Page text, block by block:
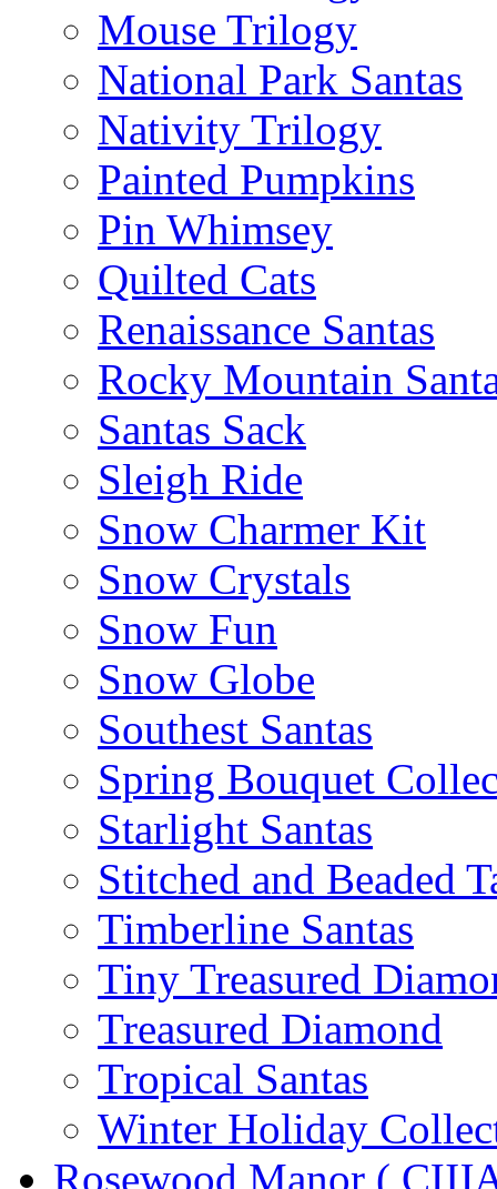
Mouse Trilogy
National Park Santas
Nativity Trilogy
Painted Pumpkins
Pin Whimsey
Quilted Cats
Renaissance Santas
Rocky Mountain
Santas Sack
Sleigh Ride
Snow Charmer Kit
Snow Crystals
Snow Fun
Snow Globe
Southest Santas
Spring Bouquet
Starlight Santas
Stitched and Beaded
Timberline Santas
Tiny Treasured
Treasured Diamond
Tropical Santas
Winter Holiday
Rosewood Manor (